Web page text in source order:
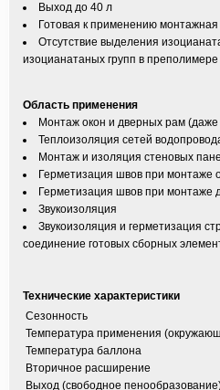
Выход до 40 л
Готовая к применению
Отсутствие выделения
изоцианатаных групп в
Область применения
Монтаж окон и дверных рам
Теплоизоляция сетей
Монтаж и изоляция стеновых
Герметизация швов при монтаже
Герметизация швов при монтаже
Звукоизоляция
Звукоизоляция и герметизация
соединение готовых сборных
Технические характеристики
Сезонность
Температура применения
Температура баллона
Вторичное расширение
Выход (свободное